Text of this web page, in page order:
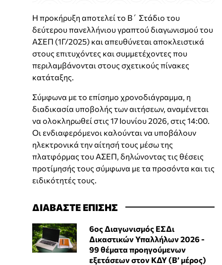
Η προκήρυξη αποτελεί το Β΄ Στάδιο του
δεύτερου πανελλήνιου γραπτού διαγωνισμού του
ΑΣΕΠ (1Γ/2025) και απευθύνεται αποκλειστικά
στους επιτυχόντες και συμμετέχοντες που
περιλαμβάνονται στους σχετικούς πίνακες
κατάταξης.
Σύμφωνα με το επίσημο χρονοδιάγραμμα, η
διαδικασία υποβολής των αιτήσεων, αναμένεται
να ολοκληρωθεί στις 17 Ιουνίου 2026, στις 14:00.
Οι ενδιαφερόμενοι καλούνται να υποβάλουν
ηλεκτρονικά την αίτησή τους μέσω της
πλατφόρμας του ΑΣΕΠ, δηλώνοντας τις θέσεις
προτίμησής τους σύμφωνα με τα προσόντα και τις
ειδικότητές τους.
ΔΙΑΒΑΣΤΕ ΕΠΙΣΗΣ
6ος Διαγωνισμός ΕΣΔι
Δικαστικών Υπαλλήλων 2026 -
99 θέματα προηγούμενων
εξετάσεων στον ΚΔΥ (Β’ μέρος)